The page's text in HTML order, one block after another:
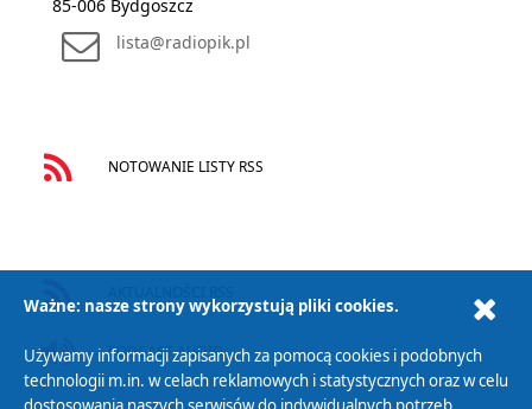
85-006 Bydgoszcz
lista@radiopik.pl
NOTOWANIE LISTY RSS
PODCAST AUDIO
Ważne: nasze strony wykorzystują pliki cookies.
Używamy informacji zapisanych za pomocą cookies i podobnych
technologii m.in. w celach reklamowych i statystycznych oraz w celu